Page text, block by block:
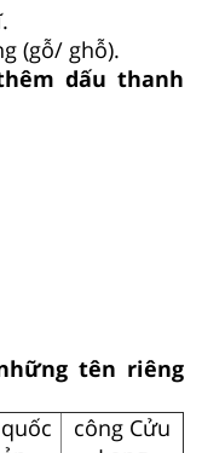
(gỗ/ ghỗ).
dấu thanh
tên riêng
công Cửu